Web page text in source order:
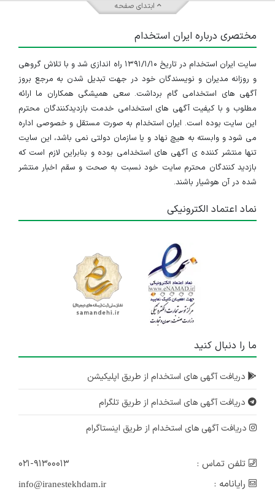
ابتدای صفحه
مختصری درباره ایران استخدام
سایت ایران استخدام در تاریخ ۱۳۹۱/۱/۱۰ راه اندازی شد و با تلاش گروهی
و روزانه مدیران و نویسندگان خود در جهت تبدیل شدن به مرجع بروز
آگهی های استخدامی گام برداشت. سعی همیشگی همکاران ما ارائه
مطلوب و با کیفیت آگهی های استخدامی خدمت بازدیدکنندگان محترم
این سایت بوده است. ایران استخدام به صورت مستقل و خصوصی اداره
می شود و وابسته به هیچ نهاد و یا سازمان دولتی نمی باشد، این سایت
تنها منتشر کننده ی آگهی های استخدامی بوده و بنابراین لازم است که
بازدید کنندگان محترم سایت خود نسبت به صحت و سقم اخبار منتشر
شده در آن هوشیار باشند.
نماد اعتماد الکترونیکی
ما را دنبال کنید
دریافت آگهی های استخدام از طریق اپلیکیشن
دریافت آگهی های استخدام از طریق تلگرام
دریافت آگهی های استخدام از طریق اینستاگرام
تلفن تماس :
۰۲۱-۹۱۳۰۰۰۱۳
رایانامه :
info@iranestekhdam.ir